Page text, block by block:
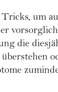
um
die